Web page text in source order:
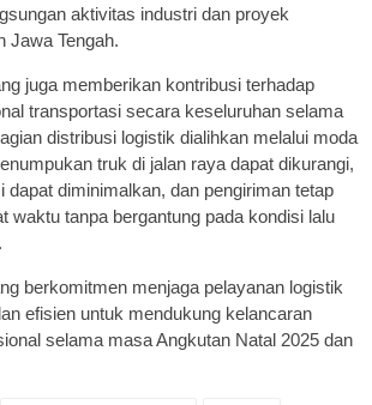
aktivitas industri dan proyek
Jawa Tengah.
juga memberikan kontribusi terhadap
transportasi secara keseluruhan selama
distribusi logistik dialihkan melalui moda
truk di jalan raya dapat dikurangi,
dapat diminimalkan, dan pengiriman tetap
waktu tanpa bergantung pada kondisi lalu
berkomitmen menjaga pelayanan logistik
efisien untuk mendukung kelancaran
selama masa Angkutan Natal 2025 dan